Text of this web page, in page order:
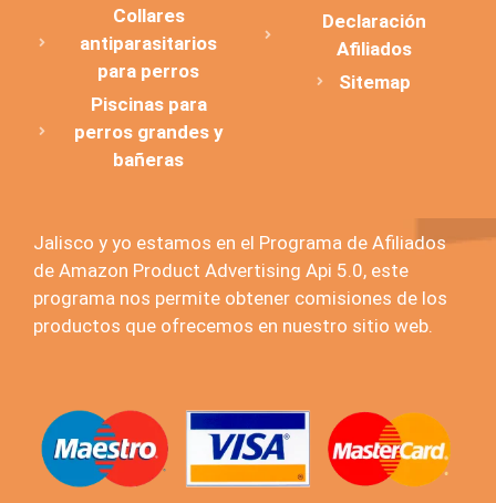
Collares
antiparasitarios
para perros
Piscinas para
perros grandes y
bañeras
Declaración
Afiliados
Sitemap
Jalisco y yo estamos en el Programa de Afiliados
de Amazon Product Advertising Api 5.0, este
programa nos permite obtener comisiones de los
productos que ofrecemos en nuestro sitio web.